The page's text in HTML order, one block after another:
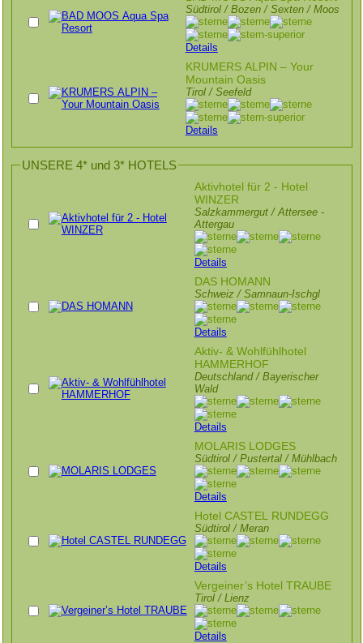
Südtirol / Bozen / Sexten / Moos
Details
KRUMERS ALPIN – Your
Mountain Oasis
Tirol / Seefeld
Details
UNSERE 4* und 3* HOTELS
Aktivhotel für 2 - Hotel
WINZER
Salzkammergut / Attersee -
Attergau
Details
DAS HOMANN
Schweiz / Samnaun-Ischgl
Details
Aktiv- & Wohlfühlhotel
HAMMERHOF
Deutschland / Bayerischer
Wald
Details
MOLARIS LODGES
Südtirol / Pustertal / Mühlbach
Details
Hotel CASTEL RUNDEGG
Südtirol / Meran
Details
Vergeiner’s Hotel TRAUBE
Tirol / Lienz
Details